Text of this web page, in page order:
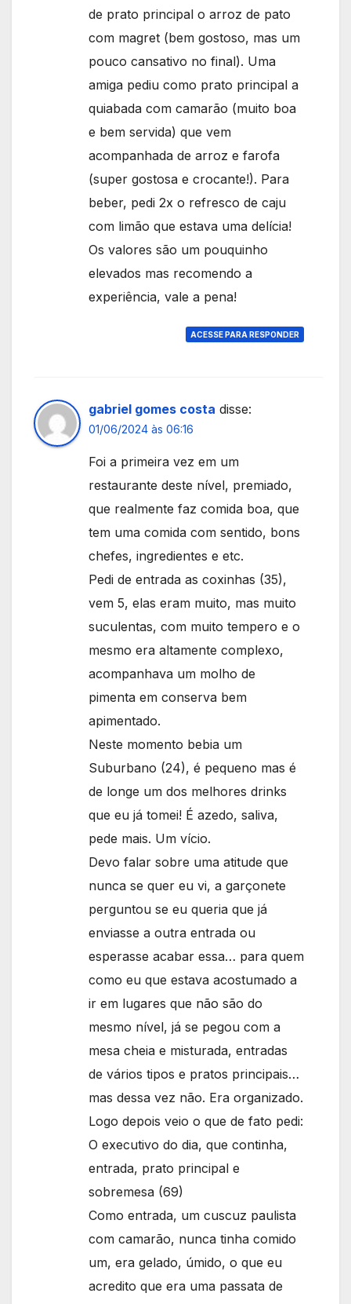
de prato principal o arroz de pato
com magret (bem gostoso, mas um
pouco cansativo no final). Uma
amiga pediu como prato principal a
quiabada com camarão (muito boa
e bem servida) que vem
acompanhada de arroz e farofa
(super gostosa e crocante!). Para
beber, pedi 2x o refresco de caju
com limão que estava uma delícia!
Os valores são um pouquinho
elevados mas recomendo a
experiência, vale a pena!
ACESSE PARA RESPONDER
gabriel gomes costa disse:
01/06/2024 às 06:16
Foi a primeira vez em um
restaurante deste nível, premiado,
que realmente faz comida boa, que
tem uma comida com sentido, bons
chefes, ingredientes e etc.
Pedi de entrada as coxinhas (35),
vem 5, elas eram muito, mas muito
suculentas, com muito tempero e o
mesmo era altamente complexo,
acompanhava um molho de
pimenta em conserva bem
apimentado.
Neste momento bebia um
Suburbano (24), é pequeno mas é
de longe um dos melhores drinks
que eu já tomei! É azedo, saliva,
pede mais. Um vício.
Devo falar sobre uma atitude que
nunca se quer eu vi, a garçonete
perguntou se eu queria que já
enviasse a outra entrada ou
esperasse acabar essa… para quem
como eu que estava acostumado a
ir em lugares que não são do
mesmo nível, já se pegou com a
mesa cheia e misturada, entradas
de vários tipos e pratos principais…
mas dessa vez não. Era organizado.
Logo depois veio o que de fato pedi:
O executivo do dia, que continha,
entrada, prato principal e
sobremesa (69)
Como entrada, um cuscuz paulista
com camarão, nunca tinha comido
um, era gelado, úmido, o que eu
acredito que era uma passata de